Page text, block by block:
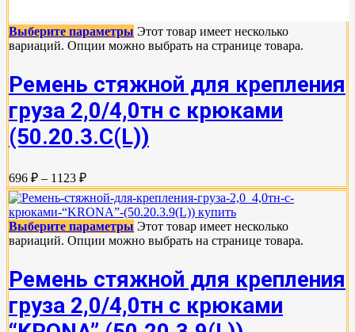
Выберите параметры Этот товар имеет несколько
вариаций. Опции можно выбрать на странице товара.
Ремень стяжной для крепления
груза 2,0/4,0тн с крюками
(50.20.3.C(L))
696 ₽ – 1123 ₽
Выберите параметры Этот товар имеет несколько
вариаций. Опции можно выбрать на странице товара.
Ремень стяжной для крепления
груза 2,0/4,0тн с крюками